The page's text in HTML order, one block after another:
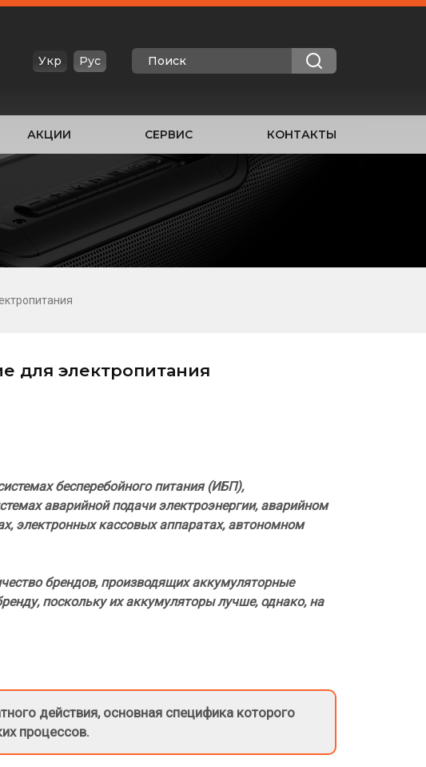
Укр Рус
АКЦИИ СЕРВИС КОНТАКТЫ
для электропитания
бесперебойного питания (ИБП),
аварийной подачи электроэнергии, аварийном
электронных кассовых аппаратах, автономном
брендов, производящих аккумуляторные
поскольку их аккумуляторы лучше, однако, на
действия, основная специфика которого
процессов.